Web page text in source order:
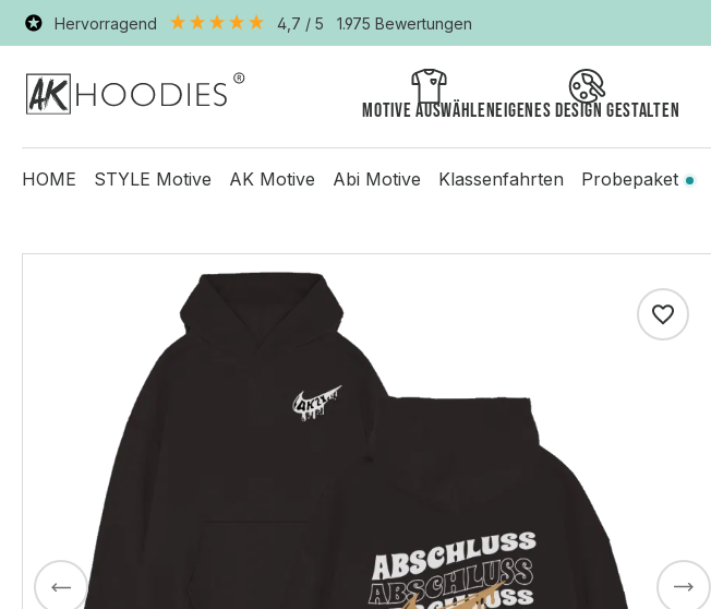
Hervorragend 4,7 / 5 1.975 Bewertungen
Motive auswählenEigenes Design gestalten
HOME STYLE Motive AK Motive Abi Motive Klassenfahrten Probepaket